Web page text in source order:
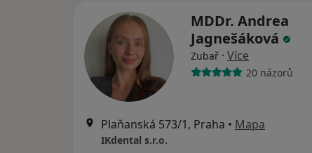
MDDr. Andrea
Jagnešáková
Zubař · Více
20 názorů
Plaňanská 573/1, Praha • Mapa
IKdental s.r.o.